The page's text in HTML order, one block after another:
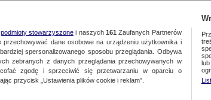
podmioty stowarzyszonei naszych 161 Zaufanych Partnerów
dane osobowe na urządzeniu użytkownika i
spersonalizowanego sposobu przeglądania. Odbywa
zebranych z danych przeglądania przechowywanych w
zgodę i sprzeciwić się przetwarzaniu w oparciu o
przycisk „Ustawienia plików cookie i reklam”.